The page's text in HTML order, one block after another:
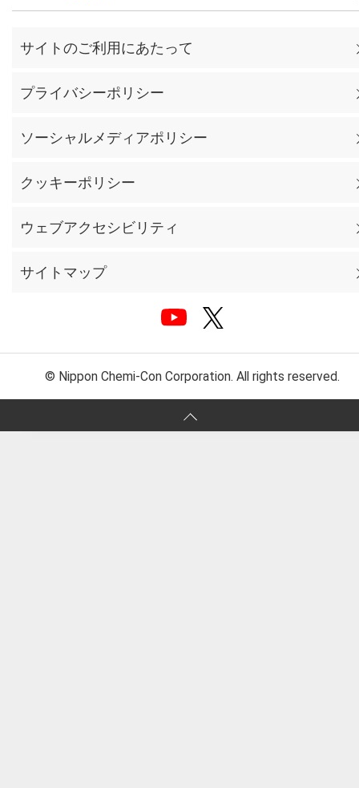
サイトのご利用にあたって
プライバシーポリシー
ソーシャルメディアポリシー
クッキーポリシー
ウェブアクセシビリティ
サイトマップ
© Nippon Chemi-Con Corporation. All rights reserved.